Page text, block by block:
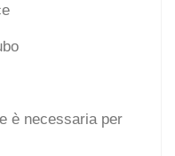
è necessaria per